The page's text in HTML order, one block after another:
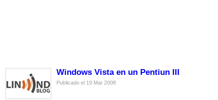
Windows Vista en un Pentiun III
Publicado el 19 Mar 2008